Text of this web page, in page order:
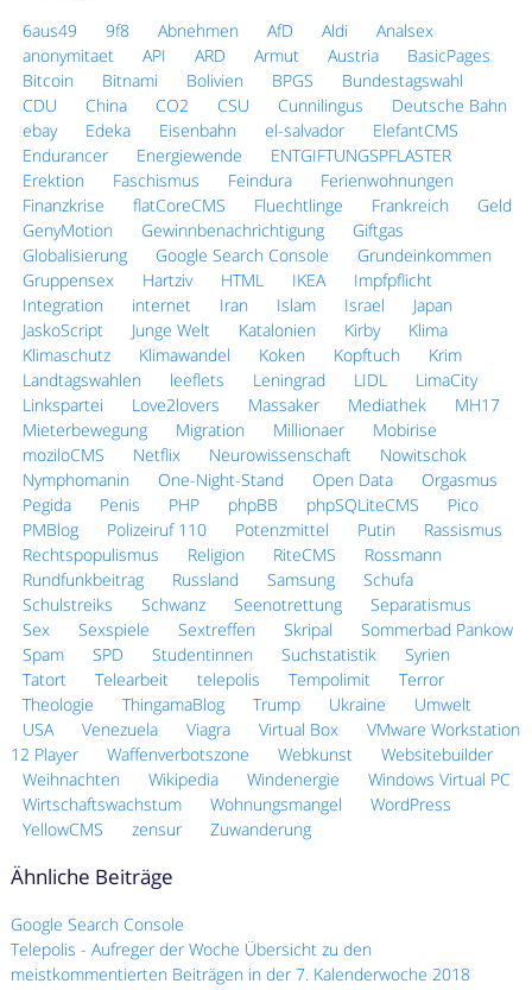
6aus49 9f8 Abnehmen AfD Aldi
Analsex
anonymitaet
API ARD Armut Austria
BasicPages
Bitcoin
Bitnami Bolivien BPGS
Bundestagswahl
CDU
China CO2 CSU Cunnilingus
Deutsche Bahn
ebay
Edeka Eisenbahn el-salvador
ElefantCMS
Endurancer
Energiewende
ENTGIFTUNGSPFLASTER
Erektion
Faschismus Feindura
Ferienwohnungen
Finanzkrise
flatCoreCMS Fluechtlinge Frankreich
Geld
GenyMotion
Gewinnbenachrichtigung
Giftgas
Globalisierung
Google Search Console
Grundeinkommen
Gruppensex
Hartziv HTML IKEA
Impfpflicht
Integration
internet Iran Islam Israel
Japan
JaskoScript
Junge Welt Katalonien Kirby
Klima
Klimaschutz
Klimawandel Koken Kopftuch
Krim
Landtagswahlen
leeflets Leningrad LIDL
LimaCity
Linkspartei
Love2lovers Massaker Mediathek
MH17
Mieterbewegung
Migration Millionaer
Mobirise
moziloCMS
Netflix Neurowissenschaft
Nowitschok
Nymphomanin
One-Night-Stand Open Data
Orgasmus
Pegida
Penis PHP phpBB phpSQLiteCMS
Pico
PMBlog
Polizeiruf 110 Potenzmittel Putin
Rassismus
Rechtspopulismus
Religion RiteCMS
Rossmann
Rundfunkbeitrag
Russland Samsung
Schufa
Schulstreiks
Schwanz Seenotrettung
Separatismus
Sex
Sexspiele Sextreffen Skripal
Sommerbad Pankow
Spam
SPD Studentinnen Suchstatistik
Syrien
Tatort
Telearbeit telepolis Tempolimit
Terror
Theologie
ThingamaBlog Trump Ukraine
Umwelt
USA
Venezuela Viagra Virtual Box
VMware Workstation
12 Player
Waffenverbotszone Webkunst
Websitebuilder
Weihnachten
Wikipedia Windenergie
Windows Virtual PC
Wirtschaftswachstum
Wohnungsmangel
WordPress
YellowCMS
zensur Zuwanderung
Ähnliche Beiträge
Google Search Console
Telepolis - Aufreger der Woche Übersicht zu den
meistkommentierten Beiträgen in der 7. Kalenderwoche 2018